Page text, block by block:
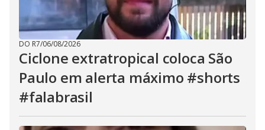
DO R7/06/08/2026
Ciclone extratropical coloca São
Paulo em alerta máximo #shorts
#falabrasil